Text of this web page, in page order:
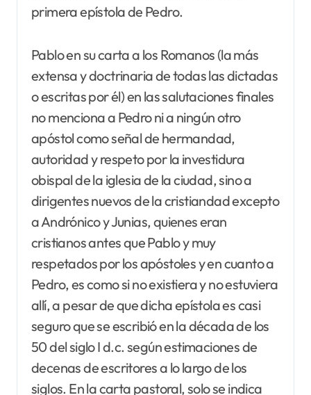
primera epístola de Pedro.
Pablo en su carta a los Romanos (la más
extensa y doctrinaria de todas las dictadas
o escritas por él) en las salutaciones finales
no menciona a Pedro ni a ningún otro
apóstol como señal de hermandad,
autoridad y respeto por la investidura
obispal de la iglesia de la ciudad, sino a
dirigentes nuevos de la cristiandad excepto
a Andrónico y Junias, quienes eran
cristianos antes que Pablo y muy
respetados por los apóstoles y en cuanto a
Pedro, es como si no existiera y no estuviera
allí, a pesar de que dicha epístola es casi
seguro que se escribió en la década de los
50 del siglo I d.c. según estimaciones de
decenas de escritores a lo largo de los
siglos. En la carta pastoral, solo se indica